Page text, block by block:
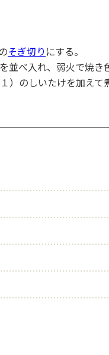
そぎ切り にする。
べ入れ、弱火で焼き
）のしいたけを加えて